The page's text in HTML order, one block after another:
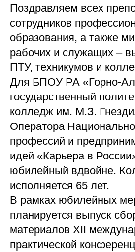
Поздравляем всех
сотрудников
образования, а также
рабочих и служащих –
ПТУ, техникумов и
Для БПОУ РА «Горно-
государственный
колледж им. М.З.
Оператора
профессий и
идей «Карьера в
юбилейный вдвойне.
исполняется 65 лет.
В рамках юбилейных
планируется выпуск
материалов XII
практической